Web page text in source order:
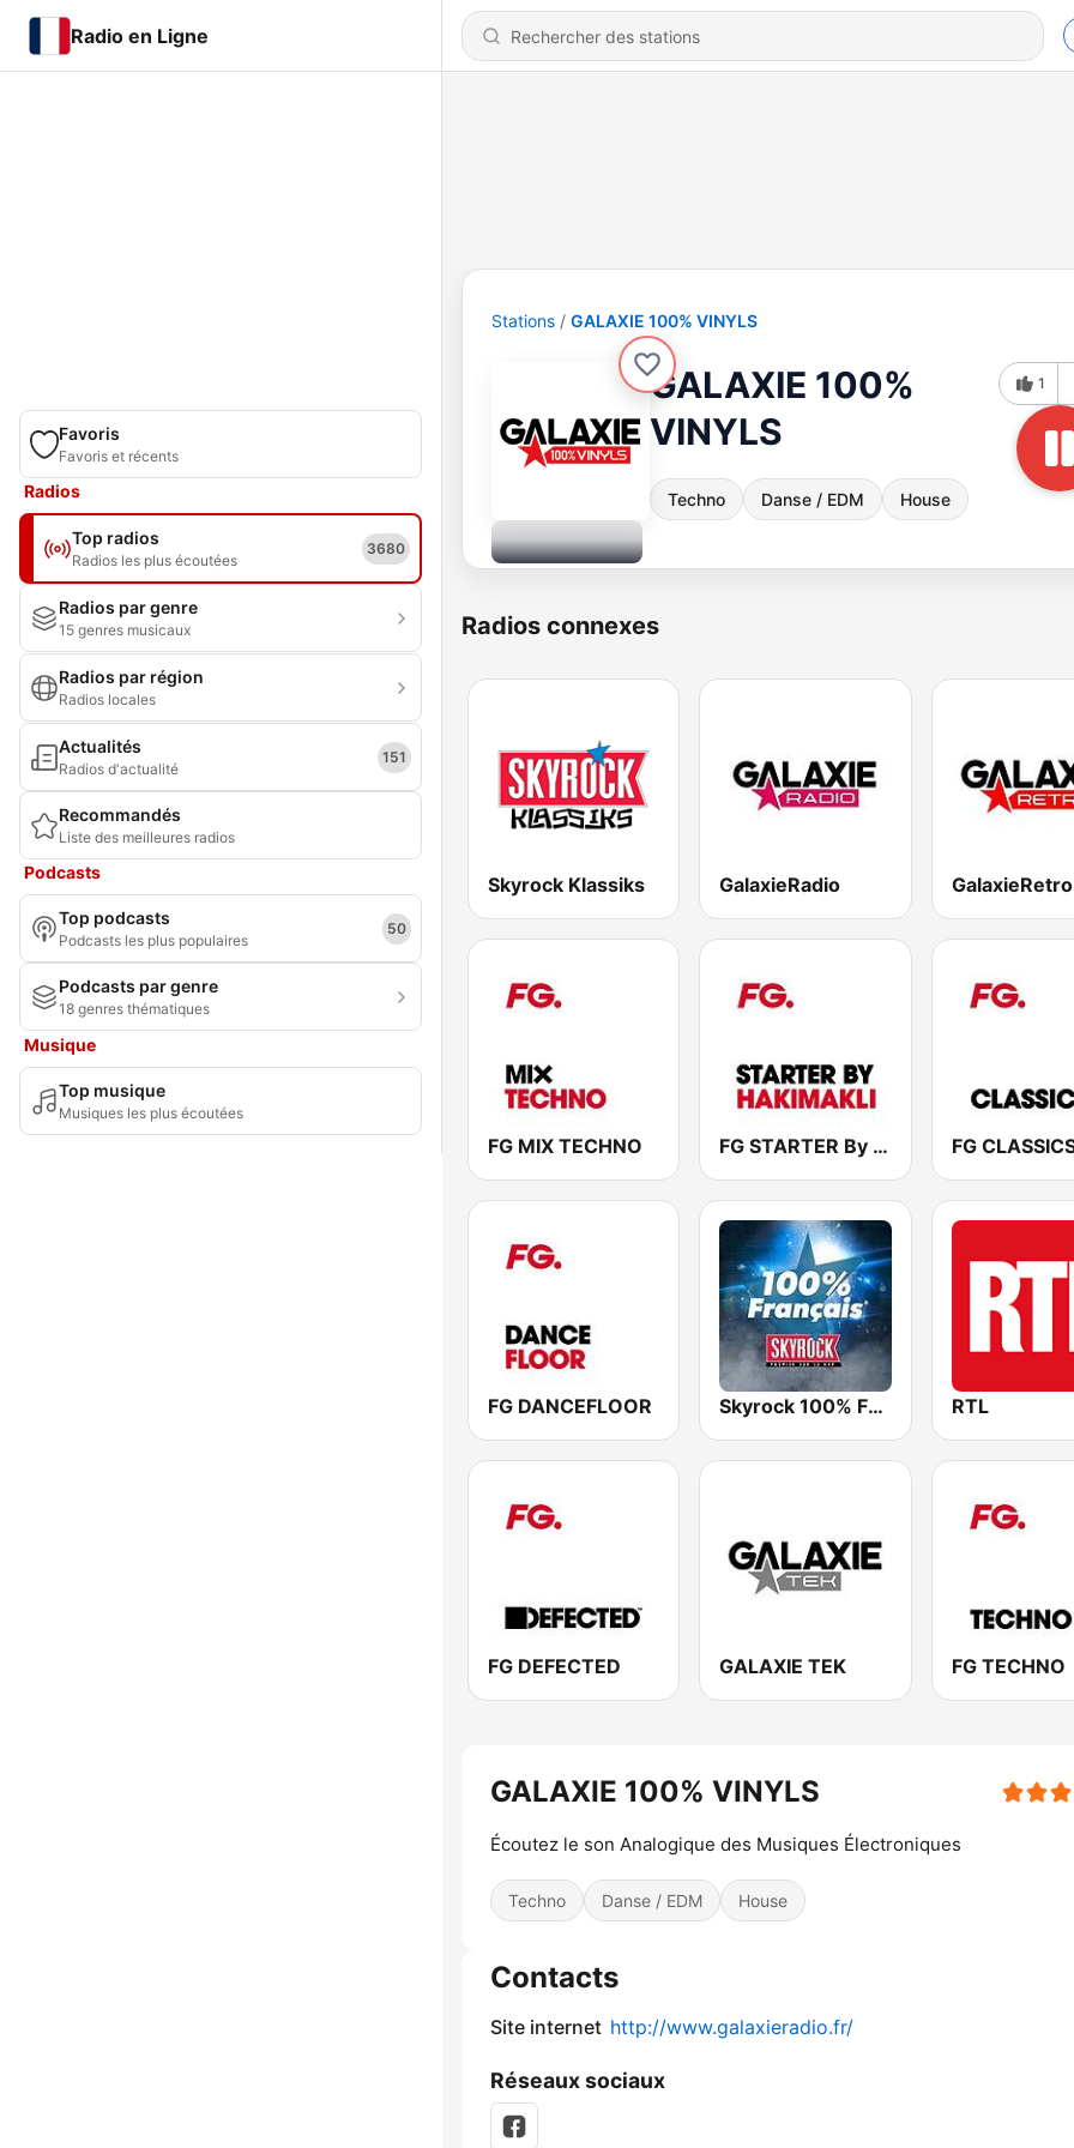
Radio en Ligne
Favoris
Favoris et récents
Radios
Top radios
Radios les plus écoutées
3680
Radios par genre
15 genres musicaux
Radios par région
Radios locales
Actualités
Radios d'actualité
151
Recommandés
Liste des meilleures radios
Podcasts
Top podcasts
Podcasts les plus populaires
50
Podcasts par genre
18 genres thématiques
Musique
Top musique
Musiques les plus écoutées
Stations GALAXIE 100% VINYLS
GALAXIE 100%
VINYLS
Techno Danse / EDM House
1
Radios connexes
Skyrock Klassiks GalaxieRadio GalaxieRetro
FG MIX TECHNO FG STARTER By HAKIMAKLI FG
FG DANCEFLOOR Skyrock 100% Français RTL
FG DEFECTED GALAXIE TEK FG TECHNO
GALAXIE 100% VINYLS
Écoutez le son Analogique des Musiques Électroniques
Techno Danse / EDM House
Contacts
Site internet http://www.galaxieradio.fr/
Réseaux sociaux